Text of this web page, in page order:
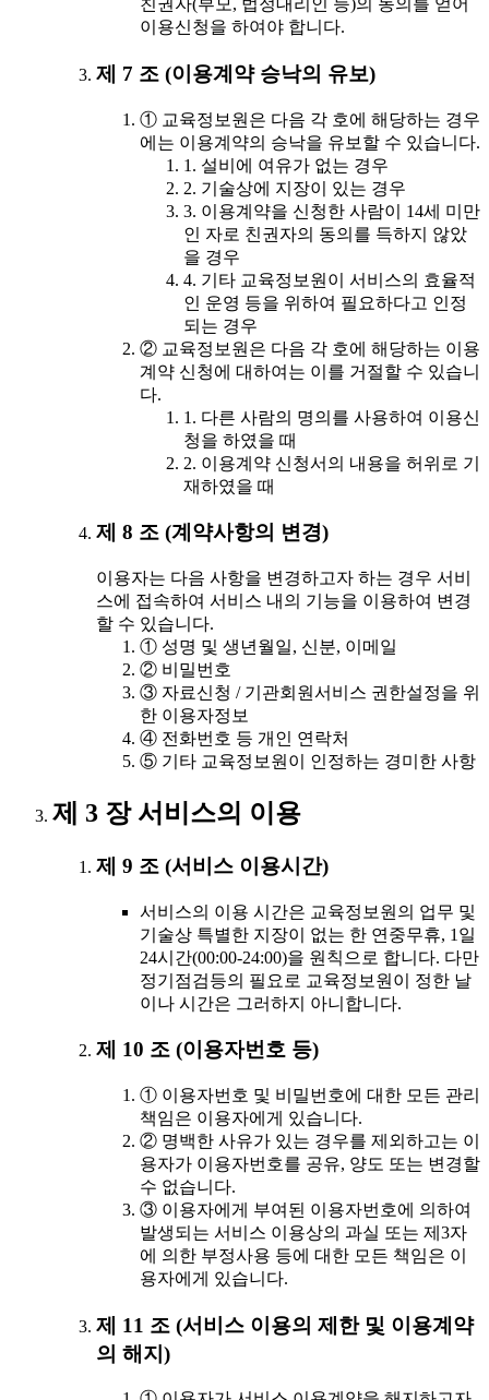
친권자(부모, 법정대리인 등)의 동의를 얻어
이용신청을 하여야 합니다.
제 7 조 (이용계약 승낙의 유보)
① 교육정보원은 다음 각 호에 해당하는 경우
에는 이용계약의 승낙을 유보할 수 있습니다.
1. 설비에 여유가 없는 경우
2. 기술상에 지장이 있는 경우
3. 이용계약을 신청한 사람이 14세 미만
인 자로 친권자의 동의를 득하지 않았
을 경우
4. 기타 교육정보원이 서비스의 효율적
인 운영 등을 위하여 필요하다고 인정
되는 경우
② 교육정보원은 다음 각 호에 해당하는 이용
계약 신청에 대하여는 이를 거절할 수 있습니
다.
1. 다른 사람의 명의를 사용하여 이용신
청을 하였을 때
2. 이용계약 신청서의 내용을 허위로 기
재하였을 때
제 8 조 (계약사항의 변경)
이용자는 다음 사항을 변경하고자 하는 경우 서비
스에 접속하여 서비스 내의 기능을 이용하여 변경
할 수 있습니다.
① 성명 및 생년월일, 신분, 이메일
② 비밀번호
③ 자료신청 / 기관회원서비스 권한설정을 위
한 이용자정보
④ 전화번호 등 개인 연락처
⑤ 기타 교육정보원이 인정하는 경미한 사항
제 3 장 서비스의 이용
제 9 조 (서비스 이용시간)
서비스의 이용 시간은 교육정보원의 업무 및
기술상 특별한 지장이 없는 한 연중무휴, 1일
24시간(00:00-24:00)을 원칙으로 합니다. 다만
정기점검등의 필요로 교육정보원이 정한 날
이나 시간은 그러하지 아니합니다.
제 10 조 (이용자번호 등)
① 이용자번호 및 비밀번호에 대한 모든 관리
책임은 이용자에게 있습니다.
② 명백한 사유가 있는 경우를 제외하고는 이
용자가 이용자번호를 공유, 양도 또는 변경할
수 없습니다.
③ 이용자에게 부여된 이용자번호에 의하여
발생되는 서비스 이용상의 과실 또는 제3자
에 의한 부정사용 등에 대한 모든 책임은 이
용자에게 있습니다.
제 11 조 (서비스 이용의 제한 및 이용계약
의 해지)